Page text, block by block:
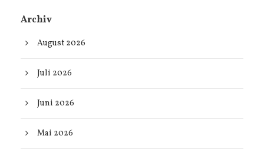
Archiv
August 2026
Juli 2026
Juni 2026
Mai 2026